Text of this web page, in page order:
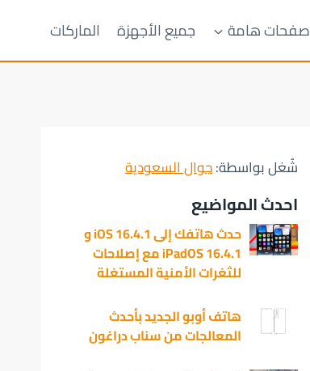
صفحات هامة جميع الأجهزة الماركات
شُغل بواسطة:جوال السعودية
احدث المواضيع
حدث هاتفك إلى iOS 16.4.1 و
iPadOS 16.4.1 مع إصلاحات
للثغرات الأمنية المستغلة
هاتف أوبو الجديد بأحدث
المعالجات من سناب دراغون